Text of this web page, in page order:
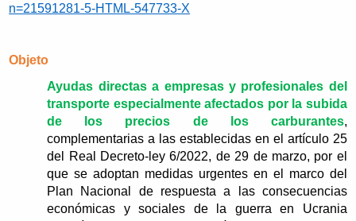
n=21591281-5-HTML-547733-X
Objeto
Ayudas directas a empresas y profesionales del
transporte especialmente afectados por la subida
de los precios de los carburantes,
complementarias a las establecidas en el artículo 25
del Real Decreto-ley 6/2022, de 29 de marzo, por el
que se adoptan medidas urgentes en el marco del
Plan Nacional de respuesta a las consecuencias
económicas y sociales de la guerra en Ucrania